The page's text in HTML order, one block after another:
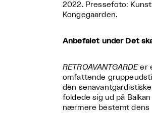
2022. Pressefoto:
Kongegaarden.
Anbefalet under Det
RETROAVANTGARDE er
omfattende
den
foldede sig ud på Balkan
nærmere bestemt dens